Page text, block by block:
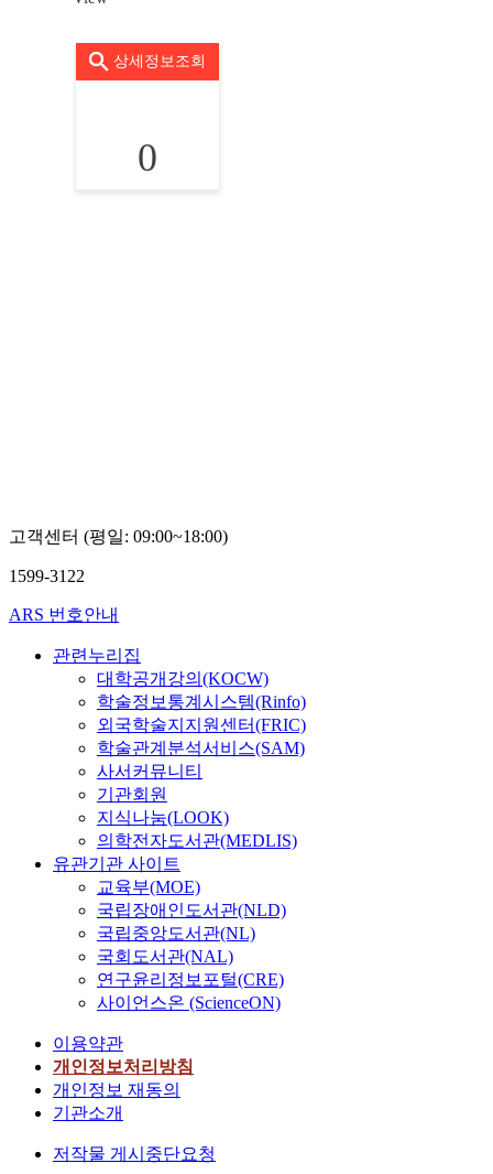
상세정보조회
0
고객센터 (평일: 09:00~18:00)
1599-3122
ARS 번호안내
관련누리집
대학공개강의(KOCW)
학술정보통계시스템(Rinfo)
외국학술지지원센터(FRIC)
학술관계분석서비스(SAM)
사서커뮤니티
기관회원
지식나눔(LOOK)
의학전자도서관(MEDLIS)
유관기관 사이트
교육부(MOE)
국립장애인도서관(NLD)
국립중앙도서관(NL)
국회도서관(NAL)
연구윤리정보포털(CRE)
사이언스온 (ScienceON)
이용약관
개인정보처리방침
개인정보 재동의
기관소개
저작물 게시중단요청